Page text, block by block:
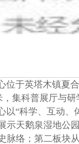
位于英塔木镇夏
集科普展厅与
以“科学、互动
示天鹅泉湿地公
脉络；第二板